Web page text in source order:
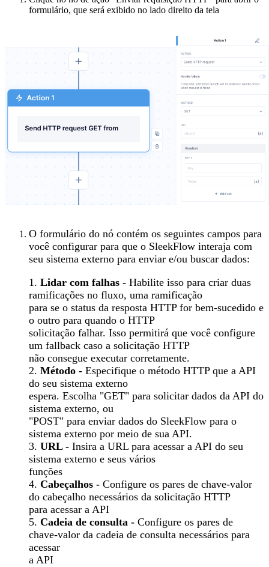
formulário, que será exibido no lado direito da tela
O formulário do nó contém os seguintes campos para
você configurar para que o SleekFlow interaja com
seu sistema externo para enviar e/ou buscar dados:
1. Lidar com falhas - Habilite isso para criar duas
ramificações no fluxo, uma ramificação
para se o status da resposta HTTP for bem-sucedido e
o outro para quando o HTTP
solicitação falhar. Isso permitirá que você configure
um fallback caso a solicitação HTTP
não consegue executar corretamente.
2. Método - Especifique o método HTTP que a API
do seu sistema externo
espera. Escolha "GET" para solicitar dados da API do
sistema externo, ou
"POST" para enviar dados do SleekFlow para o
sistema externo por meio de sua API.
3. URL - Insira a URL para acessar a API do seu
sistema externo e seus vários
funções
4. Cabeçalhos - Configure os pares de chave-valor
do cabeçalho necessários da solicitação HTTP
para acessar a API
5. Cadeia de consulta - Configure os pares de
chave-valor da cadeia de consulta necessários para
acessar
a API